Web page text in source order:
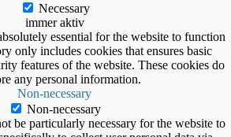
Necessary
immer aktiv
essential for the website to function
only includes cookies that ensures basic
features of the website. These cookies do
any personal information.
Non-necessary
Non-necessary
be particularly necessary for the website to